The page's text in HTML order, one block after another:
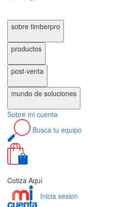
sobre timberpro
productos
post-venta
mundo de soluciones
Sobre mi cuenta
Busca tu equipo
Cotiza Aquí
Inicia sesion